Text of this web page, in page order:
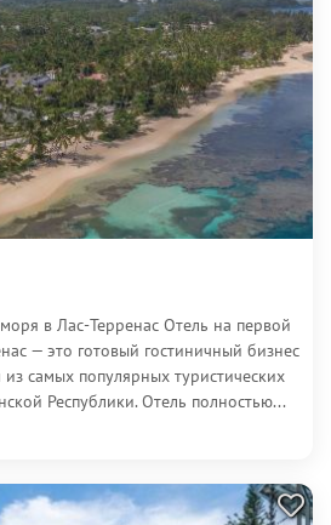
в Лас-Терренас Отель на первой
— это готовый гостиничный бизнес
самых популярных туристических
Республики. Отель полностью...